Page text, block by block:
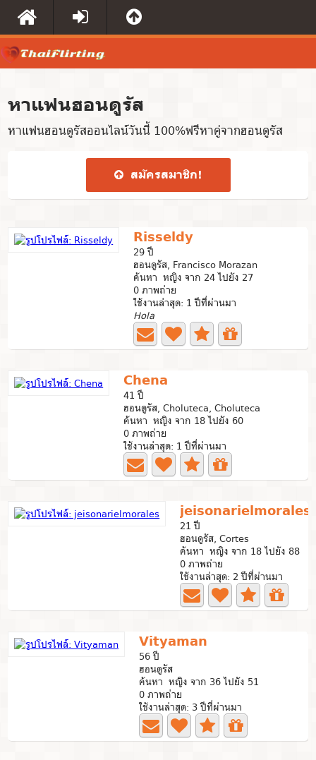
หาแฟนฮอนดูรัส
หาแฟนฮอนดูรัสออนไลน์วันนี้ 100%ฟรีหาคู่จากฮอนดูรัส
สมัคร​สมาชิก​!
Risseldy
29 ปี
ฮอนดูรัส, Francisco Morazan
ค้นหา หญิง จาก 24 ไปยัง 27
0 ภาพถ่าย
ใช้งานล่าสุด: 1 ปีที่ผ่านมา
Hola
Chena
41 ปี
ฮอนดูรัส, Choluteca, Choluteca
ค้นหา หญิง จาก 18 ไปยัง 60
0 ภาพถ่าย
ใช้งานล่าสุด: 1 ปีที่ผ่านมา
jeisonarielmorales
21 ปี
ฮอนดูรัส, Cortes
ค้นหา หญิง จาก 18 ไปยัง 88
0 ภาพถ่าย
ใช้งานล่าสุด: 2 ปีที่ผ่านมา
Vityaman
56 ปี
ฮอนดูรัส
ค้นหา หญิง จาก 36 ไปยัง 51
0 ภาพถ่าย
ใช้งานล่าสุด: 3 ปีที่ผ่านมา